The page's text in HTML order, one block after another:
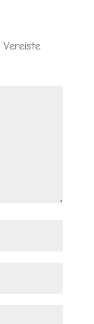
Vereiste